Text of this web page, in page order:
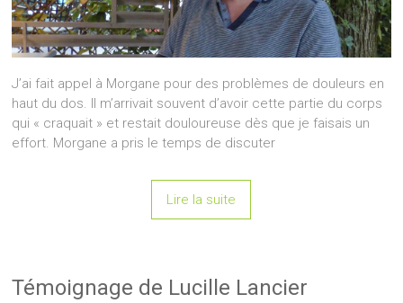
J’ai fait appel à Morgane pour des problèmes de douleurs en
haut du dos. Il m’arrivait souvent d’avoir cette partie du corps
qui « craquait » et restait douloureuse dès que je faisais un
effort. Morgane a pris le temps de discuter
Lire la suite
Témoignage de Lucille Lancier